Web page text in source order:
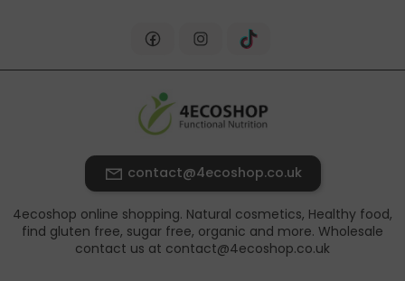
contact@4ecoshop.co.uk
4ecoshop online shopping. Natural cosmetics, Healthy food,
find gluten free, sugar free, organic and more. Wholesale
contact us at contact@4ecoshop.co.uk